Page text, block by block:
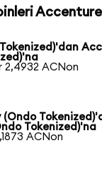
2,4932 ACNon
(Ondo
Tokenized)'na
ACNon